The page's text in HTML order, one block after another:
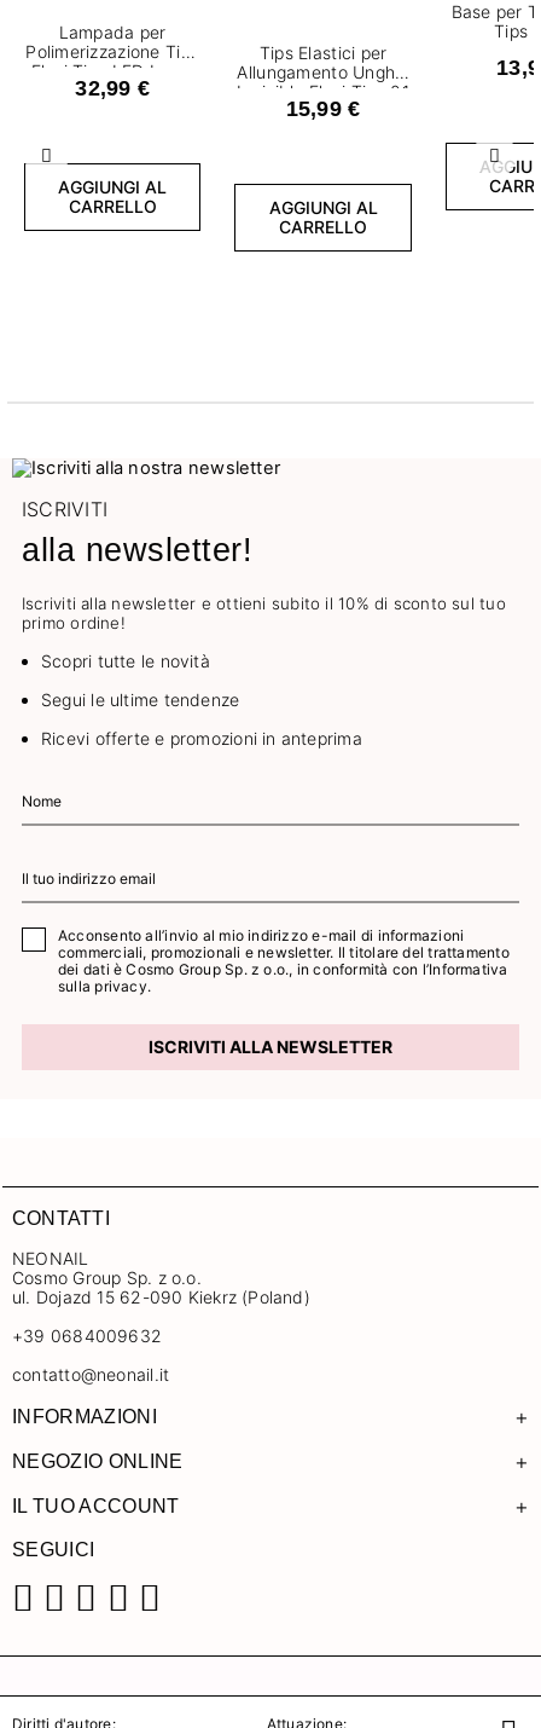
Precedente
Lampada per
Polimerizzazione Tips
Flexi Tips LED Lamp
32,99 €
AGGIUNGI AL
CARRELLO
Tips Elastici per
Allungamento Unghie
Invisible Flexi Tips 01
Clear Oval
15,99 €
AGGIUNGI AL
CARRELLO
Base per
Tips
ISCRIVITI
alla newsletter!
Iscriviti alla newsletter e ottieni subito il 10% di sconto sul tuo
primo ordine!
Scopri tutte le novità
Segui le ultime tendenze
Ricevi offerte e promozioni in anteprima
Acconsento all’invio al mio indirizzo e-mail di informazioni
commerciali, promozionali e newsletter. Il titolare del trattamento
dei dati è Cosmo Group Sp. z o.o., in conformità con l’Informativa
sulla privacy.
ISCRIVITI ALLA NEWSLETTER
CONTATTI
NEONAIL
Cosmo Group Sp. z o.o.
ul. Dojazd 15 62-090 Kiekrz (Poland)
+39 0684009632
contatto@neonail.it
INFORMAZIONI +
NEGOZIO ONLINE +
IL TUO ACCOUNT +
SEGUICI
Diritti d'autore: Attuazione: